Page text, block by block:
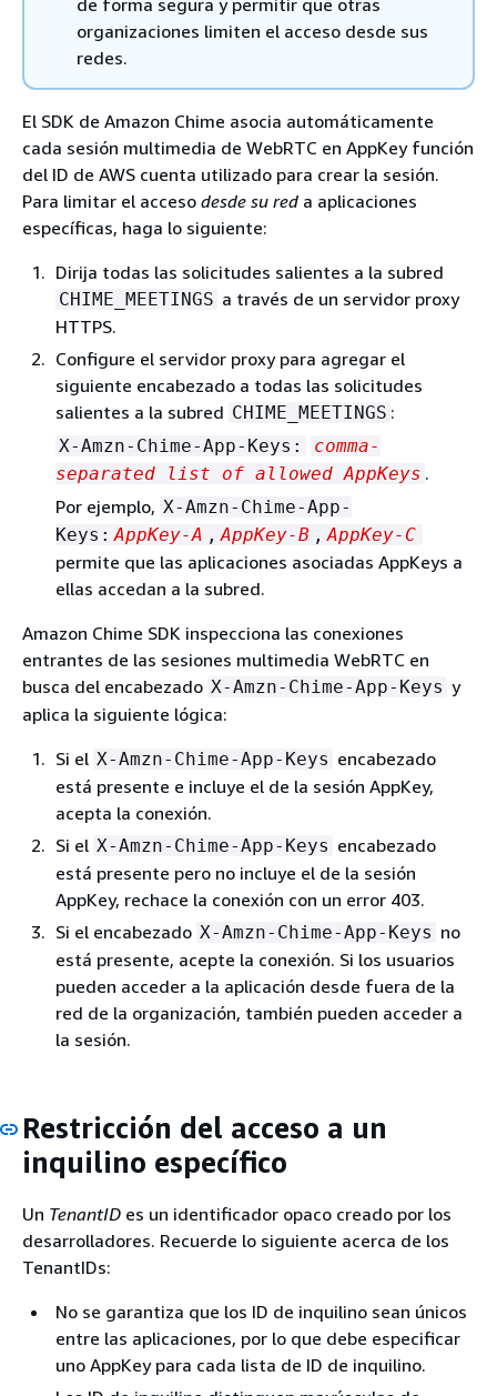
organizaciones limiten el acceso desde sus
redes.
El SDK de Amazon Chime asocia automáticamente
cada sesión multimedia de WebRTC en AppKey función
del ID de AWS cuenta utilizado para crear la sesión.
Para limitar el acceso desde su red a aplicaciones
específicas, haga lo siguiente:
Dirija todas las solicitudes salientes a la subred
CHIME_MEETINGS a través de un servidor proxy
HTTPS.
Configure el servidor proxy para agregar el
siguiente encabezado a todas las solicitudes
salientes a la subred CHIME_MEETINGS :
X-Amzn-Chime-App-Keys:
comma-
separated list of allowed AppKeys .
Por ejemplo, X-Amzn-Chime-App-
Keys: AppKey-A , AppKey-B , AppKey-C
permite que las aplicaciones asociadas AppKeys a
ellas accedan a la subred.
Amazon Chime SDK inspecciona las conexiones
entrantes de las sesiones multimedia WebRTC en
busca del encabezado X-Amzn-Chime-App-Keys y
aplica la siguiente lógica:
Si el X-Amzn-Chime-App-Keys encabezado
está presente e incluye el de la sesión AppKey,
acepta la conexión.
Si el X-Amzn-Chime-App-Keys encabezado
está presente pero no incluye el de la sesión
AppKey, rechace la conexión con un error 403.
Si el encabezado X-Amzn-Chime-App-Keys no
está presente, acepte la conexión. Si los usuarios
pueden acceder a la aplicación desde fuera de la
red de la organización, también pueden acceder a
la sesión.
Restricción del acceso a un
inquilino específico
Un TenantID es un identificador opaco creado por los
desarrolladores. Recuerde lo siguiente acerca de los
TenantIDs:
No se garantiza que los ID de inquilino sean únicos
entre las aplicaciones, por lo que debe especificar
uno AppKey para cada lista de ID de inquilino.